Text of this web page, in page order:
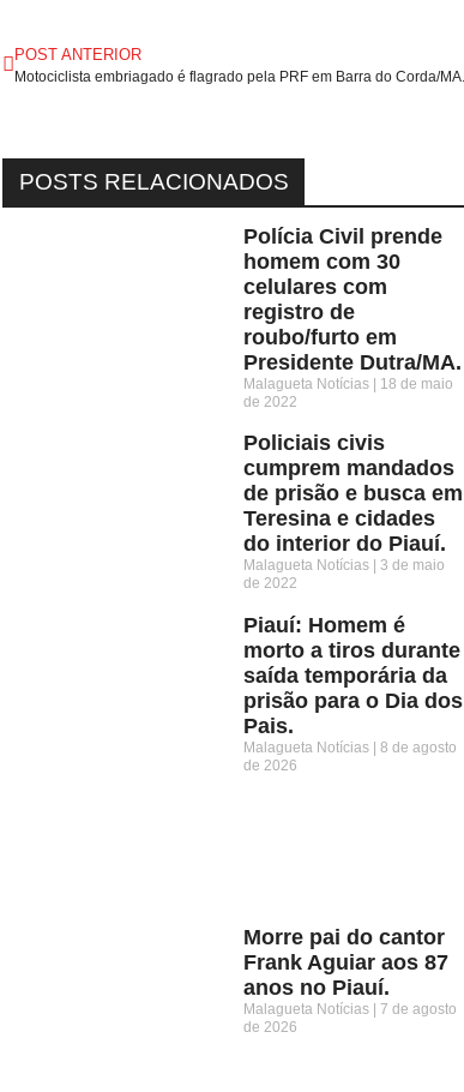
POST ANTERIOR
Motociclista embriagado é flagrado pela PRF em Barra do Corda/MA.
POSTS RELACIONADOS
Polícia Civil prende
homem com 30
celulares com
registro de
roubo/furto em
Presidente Dutra/MA.
Malagueta Notícias
18 de maio
de 2022
Policiais civis
cumprem mandados
de prisão e busca em
Teresina e cidades
do interior do Piauí.
Malagueta Notícias
3 de maio
de 2022
Piauí: Homem é
morto a tiros durante
saída temporária da
prisão para o Dia dos
Pais.
Malagueta Notícias
8 de agosto
de 2026
Morre pai do cantor
Frank Aguiar aos 87
anos no Piauí.
Malagueta Notícias
7 de agosto
de 2026